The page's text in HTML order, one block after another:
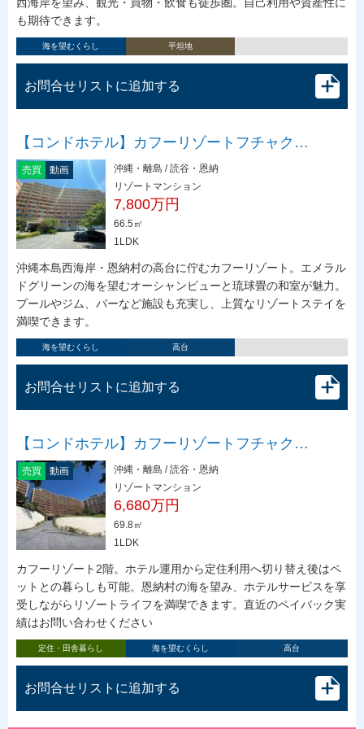
も期待できます。
海を望むくらし 平坦地
お問合せリストに追加する
【コンドホテル】カフーリゾートフチャク…
売買 動画
沖縄・離島 / 読谷・恩納
リゾートマンション
7,800万円
66.5㎡
1LDK
沖縄本島西海岸・恩納村の高台に佇むカフーリゾート。エメラル
ドグリーンの海を望むオーシャンビューと琉球畳の和室が魅力。
プールやジム、バーなど施設も充実し、上質なリゾートステイを
満喫できます。
海を望むくらし 高台
お問合せリストに追加する
【コンドホテル】カフーリゾートフチャク…
売買 動画
沖縄・離島 / 読谷・恩納
リゾートマンション
6,680万円
69.8㎡
1LDK
カフーリゾート2階。ホテル運用から定住利用へ切り替え後はペ
ットとの暮らしも可能。恩納村の海を望み、ホテルサービスを享
受しながらリゾートライフを満喫できます。直近のペイバック実
績はお問い合わせください
定住・田舎暮らし 海を望むくらし 高台
お問合せリストに追加する